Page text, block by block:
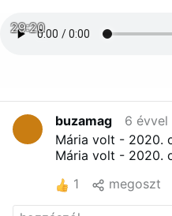
29:20
buzamag
6
Mária volt - 2020.
Mária volt - 2020.
1
megoszt